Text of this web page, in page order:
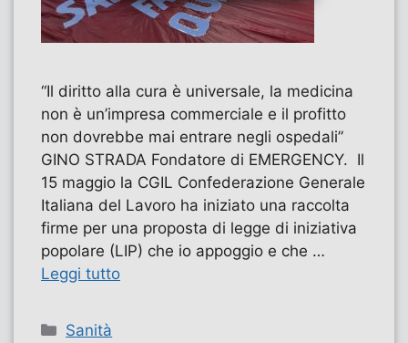
“Il diritto alla cura è universale, la medicina
non è un’impresa commerciale e il profitto
non dovrebbe mai entrare negli ospedali”
GINO STRADA Fondatore di EMERGENCY. Il
15 maggio la CGIL Confederazione Generale
Italiana del Lavoro ha iniziato una raccolta
firme per una proposta di legge di iniziativa
popolare (LIP) che io appoggio e che …
Leggi tutto
Categorie
Sanità